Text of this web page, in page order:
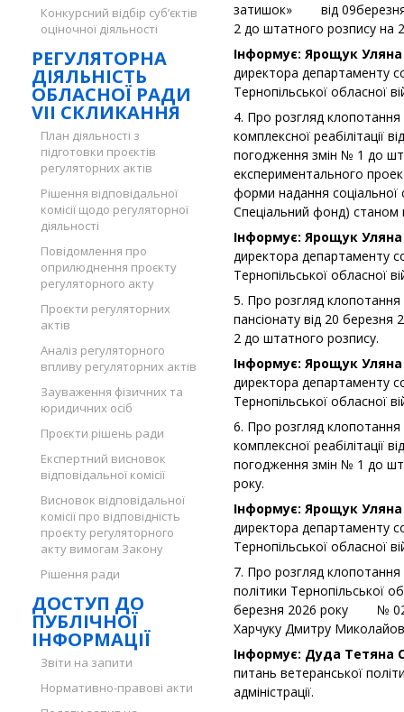
Конкурсний відбір суб’єктів
оціночної діяльності
РЕГУЛЯТОРНА
ДІЯЛЬНІСТЬ
ОБЛАСНОЇ РАДИ
VII СКЛИКАННЯ
План діяльності з
підготовки проєктів
регуляторних актів
Рішення відповідальної
комісії щодо регуляторної
діяльності
Повідомлення про
оприлюднення проєкту
регуляторного акту
Проєкти регуляторних
актів
Аналіз регуляторного
впливу регуляторних актів
Зауваження фізичних та
юридичних осіб
Проєкти рішень ради
Експертний висновок
відповідальної комісії
Висновок відповідальної
комісії про відповідність
проєкту регуляторного
акту вимогам Закону
Рішення ради
ДОСТУП ДО
ПУБЛІЧНОЇ
ІНФОРМАЦІЇ
Звіти на запити
Нормативно-правові акти
затишок» від
2 до штатного розпису на
Інформує: Ярощук Уляна
директора департаменту
Тернопільської обласної
4. Про розгляд
комплексної реабілітації
погодження змін № 1 до
експериментального
форми надання соціальної
Спеціальний фонд) станом
Інформує: Ярощук Уляна
директора департаменту
Тернопільської обласної
5. Про розгляд клопотання
пансіонату від 20
2 до штатного розпису.
Інформує: Ярощук Уляна
директора департаменту
Тернопільської обласної
6. Про розгляд
комплексної реабілітації
погодження змін № 1 до
року.
Інформує: Ярощук Уляна
директора департаменту
Тернопільської обласної
7. Про розгляд клопотання
політики Тернопільської
березня 2026 року № 02-
Харчуку Дмитру
Інформує: Дуда Тетяна
питань ветеранської
адміністрації.